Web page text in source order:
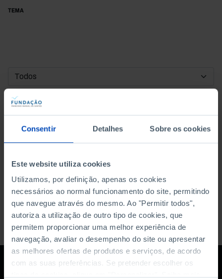
Consentir Detalhes Sobre os cookies
Este website utiliza cookies
Utilizamos, por definição, apenas os cookies
necessários ao normal funcionamento do site, permitindo
que navegue através do mesmo. Ao "Permitir todos",
autoriza a utilização de outro tipo de cookies, que
permitem proporcionar uma melhor experiência de
navegação, avaliar o desempenho do site ou apresentar
as melhores ofertas de produtos e serviços, de acordo
com as suas preferências. Se pretender escolher os
TEMA
DATA DE INÍCIO
DATA DE FIM